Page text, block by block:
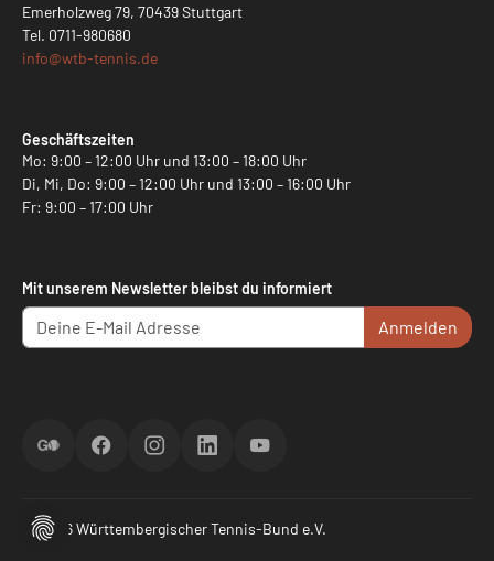
Emerholzweg 79, 70439 Stuttgart
Tel. 0711-980680
info@wtb-tennis.de
Geschäftszeiten
Mo: 9:00 – 12:00 Uhr und 13:00 – 18:00 Uhr
Di, Mi, Do: 9:00 – 12:00 Uhr und 13:00 – 16:00 Uhr
Fr: 9:00 – 17:00 Uhr
Mit unserem Newsletter bleibst du informiert
Anmelden
ScoreGOFacebookInstagramLinkedInYouTube
© 2026 Württembergischer Tennis-Bund e.V.